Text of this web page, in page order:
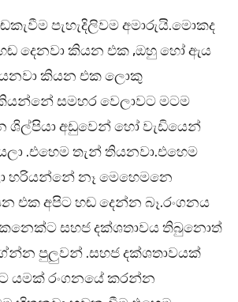
පැහැදිලිවම අමාරුයි.මොකද
දෙනවා කියන එක ,ඔහු හෝ ඇය
කියන එක ලොකු
සමහර වෙලාවට මටම
ශිල්පියා අඩුවෙන් හෝ වැඩියෙන්
.එහෙම තැන් තියනවා.එහෙම
හරියන්නේ නෑ මෙහෙමනෙ
එක අපිට හඬ දෙන්න බෑ.රංගනය
සහජ දක්ශතාවය තිබුනොත්
පුලුවන් .සහජ දක්ශතාවයක්
යමක් රංගනයේ කරන්න